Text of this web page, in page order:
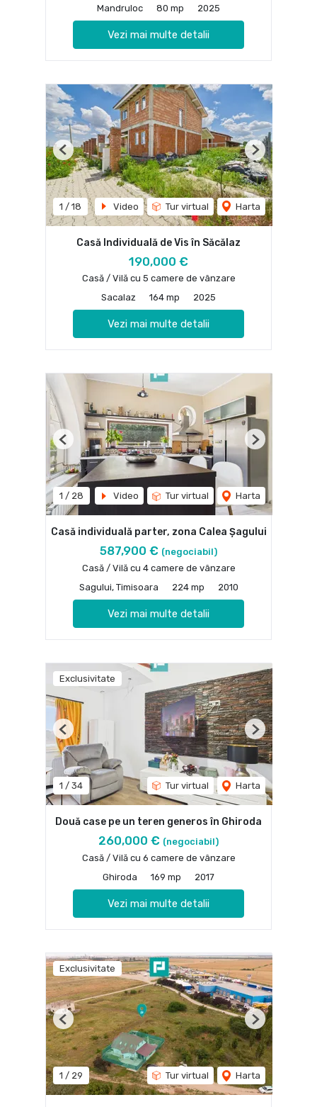
Mandruloc
80 mp 2025
Vezi mai multe detalii
1 / 18 Video Tur virtual Harta
Previous Next
Casă Individuală de Vis în Săcălaz
190,000 €
Casă / Vilă cu 5 camere de vânzare
Sacalaz
164 mp 2025
Vezi mai multe detalii
1 / 28 Video Tur virtual Harta
Previous Next
Casă individuală parter, zona Calea Șagului
587,900 € (negociabil)
Casă / Vilă cu 4 camere de vânzare
Sagului, Timisoara
224 mp 2010
Vezi mai multe detalii
Exclusivitate
1 / 34 Tur virtual Harta
Previous Next
Două case pe un teren generos în Ghiroda
260,000 € (negociabil)
Casă / Vilă cu 6 camere de vânzare
Ghiroda
169 mp 2017
Vezi mai multe detalii
Exclusivitate
1 / 29 Tur virtual Harta
Previous Next